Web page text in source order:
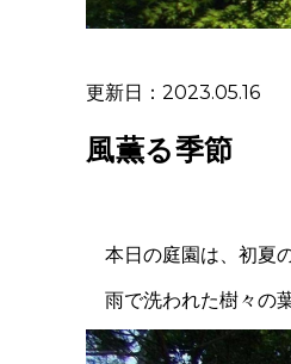
更新日：2023.05.16
風薫る季節
本日の庭園は、初夏
雨で洗われた樹々の